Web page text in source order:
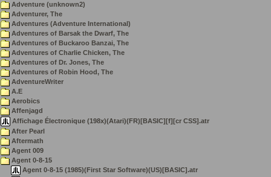
Adventure (unknown2)
Adventurer, The
Adventures (Adventure International)
Adventures of Barsak the Dwarf, The
Adventures of Buckaroo Banzai, The
Adventures of Charlie Chicken, The
Adventures of Dr. Jones, The
Adventures of Robin Hood, The
AdventureWriter
A.E
Aerobics
Affenjagd
Affichage Électronique (198x)(Atari)(FR)[BASIC][f][cr CSS].atr
After Pearl
Aftermath
Agent 009
Agent 0-8-15
Agent 0-8-15 (1985)(First Star Software)(US)[BASIC].atr